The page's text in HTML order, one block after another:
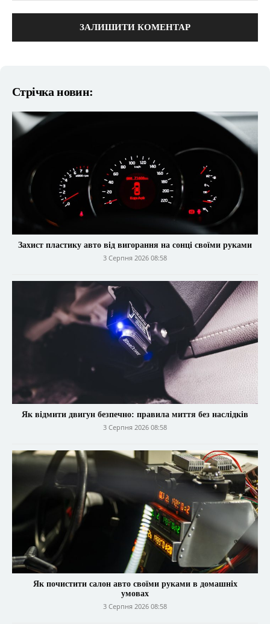
Стрічка новин:
Захист пластику авто від вигорання на сонці своїми руками
3 Серпня 2026 08:58
Як відмити двигун безпечно: правила миття без наслідків
3 Серпня 2026 08:58
Як почистити салон авто своїми руками в домашніх
умовах
3 Серпня 2026 08:58